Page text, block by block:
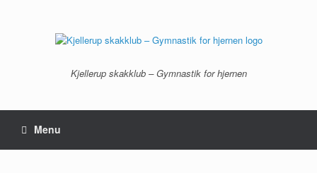
Kjellerup skakklub – Gymnastik for hjernen
Menu